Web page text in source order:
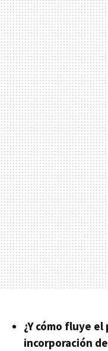
¿Y cómo fluye
incorporación